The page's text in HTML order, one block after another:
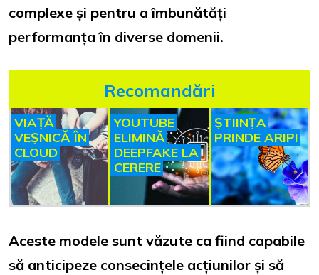
complexe și pentru a îmbunătăți
performanța în diverse domenii.
Recomandări
VIAȚĂ
VEȘNICĂ ÎN
CLOUD
YOUTUBE
ELIMINĂ
DEEPFAKE LA
CERERE
ȘTIINȚA
PRINDE ARIPI
Aceste modele sunt văzute ca fiind capabile
să anticipeze consecințele acțiunilor și să